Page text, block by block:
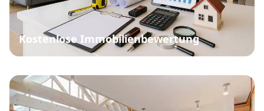
Kostenlose Immobilienbewertung